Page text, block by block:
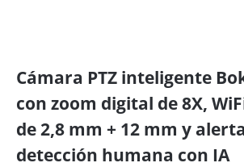
Cámara PTZ inteligente
con zoom digital de 8X,
de 2,8 mm + 12 mm y
detección humana con IA